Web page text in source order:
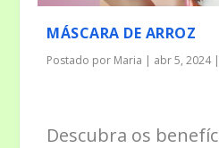
MÁSCARA DE ARROZ
Postado por Maria | abr 5, 2024|
Descubra os